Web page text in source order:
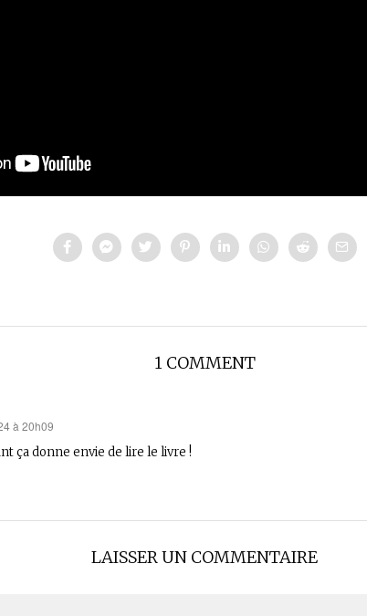
1 COMMENT
à 20h09
ça donne envie de lire le livre !
LAISSER UN COMMENTAIRE